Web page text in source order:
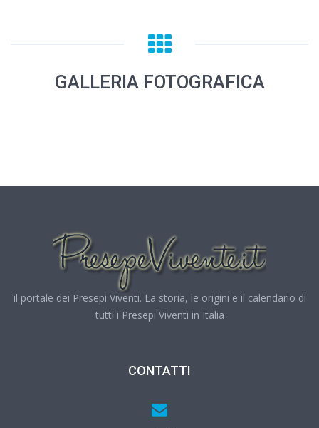
GALLERIA FOTOGRAFICA
il portale dei Presepi Viventi. La storia, le origini e il calendario di
tutti i Presepi Viventi in Italia
CONTATTI